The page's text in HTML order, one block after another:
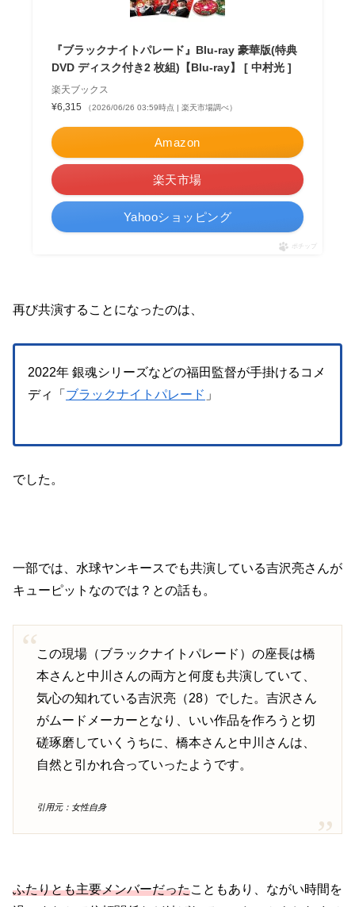
『ブラックナイトパレード』Blu-ray 豪華版(特典
DVD ディスク付き2 枚組)【Blu-ray】 [ 中村光 ]
楽天ブックス
¥6,315
（2026/06/26 03:59時点 | 楽天市場調べ）
Amazon
楽天市場
Yahooショッピング
ポチップ
再び共演することになったのは、
2022年 銀魂シリーズなどの福田監督が手掛けるコメ
ディ「 ブラックナイトパレード 」
でした。
一部では、水球ヤンキースでも共演している吉沢亮さんが
キューピットなのでは？との話も。
この現場（ブラックナイトパレード）の座長は橋
本さんと中川さんの両方と何度も共演していて、
気心の知れている吉沢亮（28）でした。吉沢さん
がムードメーカーとなり、いい作品を作ろうと切
磋琢磨していくうちに、橋本さんと中川さんは、
自然と引かれ合っていったようです。
引用元：女性自身
ふたりとも主要メンバーだったこともあり、ながい時間を